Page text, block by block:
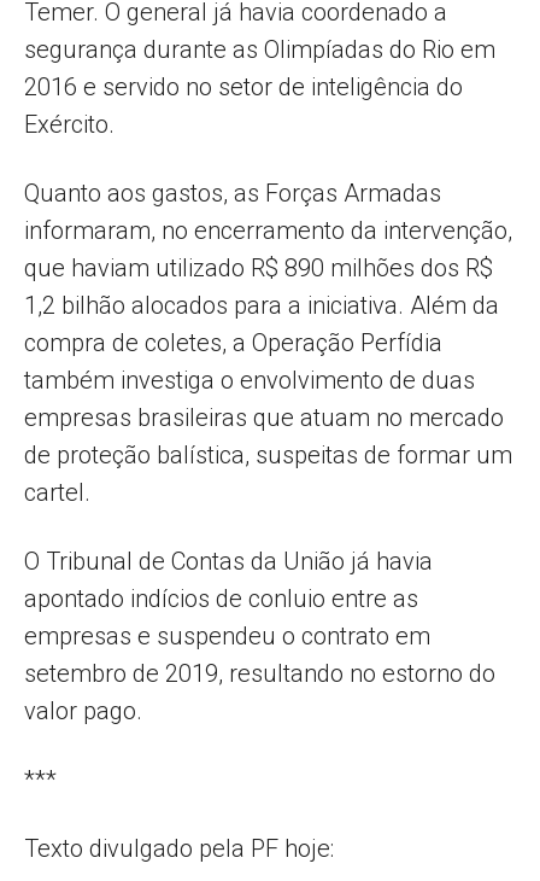
Temer. O general já havia coordenado a
segurança durante as Olimpíadas do Rio em
2016 e servido no setor de inteligência do
Exército.
Quanto aos gastos, as Forças Armadas
informaram, no encerramento da intervenção,
que haviam utilizado R$ 890 milhões dos R$
1,2 bilhão alocados para a iniciativa. Além da
compra de coletes, a Operação Perfídia
também investiga o envolvimento de duas
empresas brasileiras que atuam no mercado
de proteção balística, suspeitas de formar um
cartel.
O Tribunal de Contas da União já havia
apontado indícios de conluio entre as
empresas e suspendeu o contrato em
setembro de 2019, resultando no estorno do
valor pago.
***
Texto divulgado pela PF hoje: